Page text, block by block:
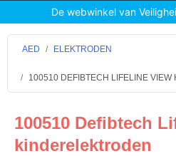
De webwinkel van
AED ELEKTRODEN
100510 DEFIBTECH LIFELINE VIEW
100510 Defibtech
kinderelektroden